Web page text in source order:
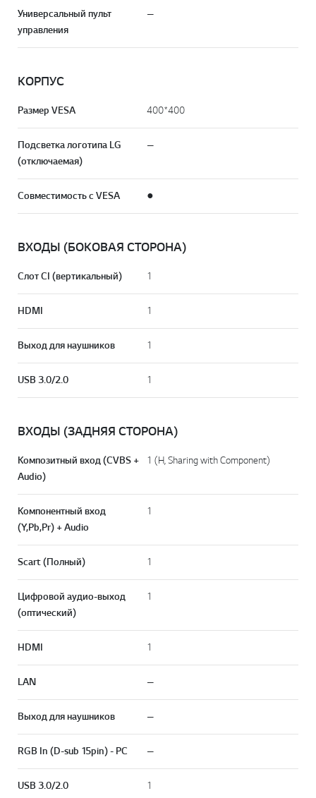
Универсальный пульт
управления
—
КОРПУС
Размер VESA 400*400
Подсветка логотипа LG
(отключаемая)
—
Совместимость с VESA ●
ВХОДЫ (БОКОВАЯ СТОРОНА)
Слот CI (вертикальный) 1
HDMI 1
Выход для наушников 1
USB 3.0/2.0 1
ВХОДЫ (ЗАДНЯЯ СТОРОНА)
Композитный вход (CVBS +
Audio)
1 (H, Sharing with Component)
Компонентный вход
(Y,Pb,Pr) + Audio
1
Scart (Полный) 1
Цифровой аудио-выход
(оптический)
1
HDMI 1
LAN —
Выход для наушников —
RGB In (D-sub 15pin) - PC —
USB 3.0/2.0 1